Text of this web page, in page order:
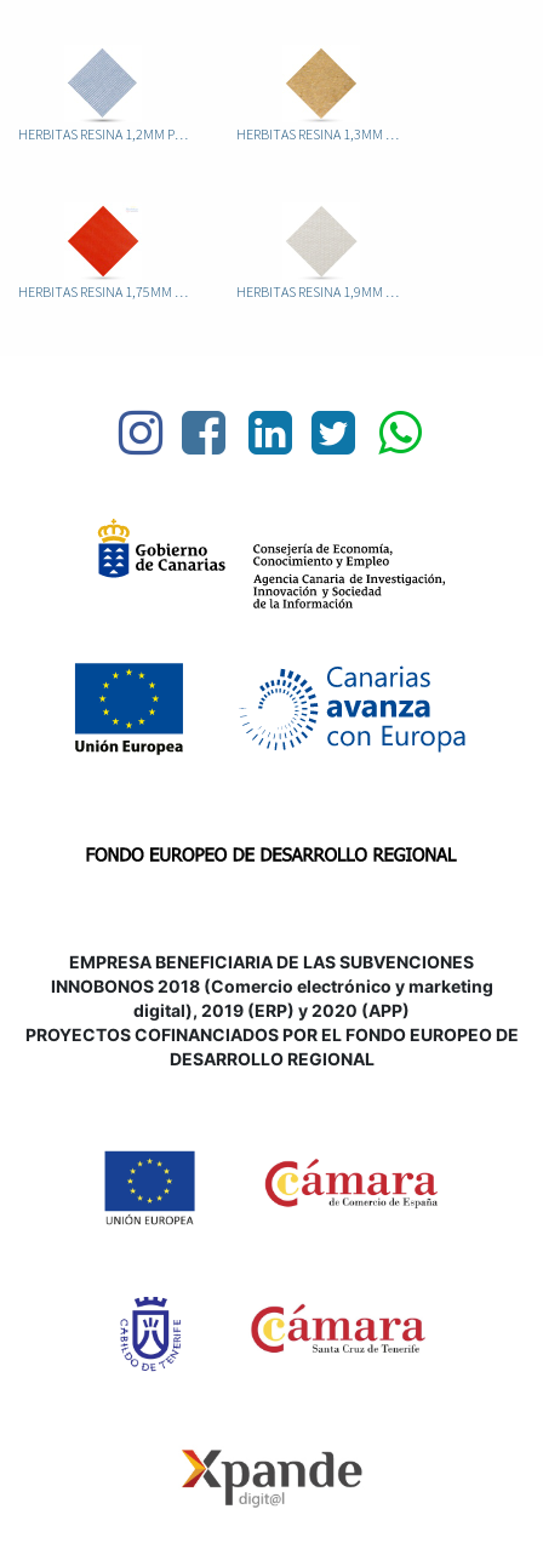
EMPRESA BENEFICIARIA DE LAS SUBVENCIONES
INNOBONOS 2018 (Comercio electrónico y marketing
digital), 2019 (ERP) y 2020 (APP)
PROYECTOS COFINANCIADOS POR EL FONDO EUROPEO DE
DESARROLLO REGIONAL